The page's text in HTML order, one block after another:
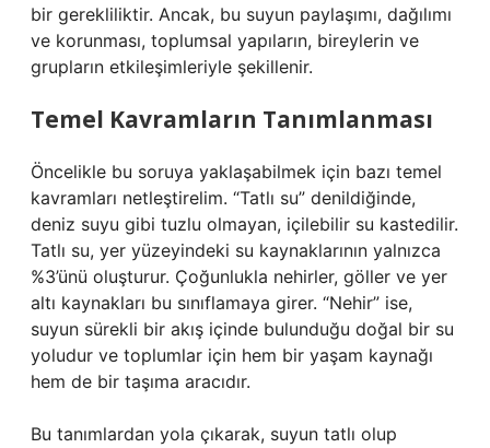
bir gerekliliktir. Ancak, bu suyun paylaşımı, dağılımı
ve korunması, toplumsal yapıların, bireylerin ve
grupların etkileşimleriyle şekillenir.
Temel Kavramların Tanımlanması
Öncelikle bu soruya yaklaşabilmek için bazı temel
kavramları netleştirelim. “Tatlı su” denildiğinde,
deniz suyu gibi tuzlu olmayan, içilebilir su kastedilir.
Tatlı su, yer yüzeyindeki su kaynaklarının yalnızca
%3’ünü oluşturur. Çoğunlukla nehirler, göller ve yer
altı kaynakları bu sınıflamaya girer. “Nehir” ise,
suyun sürekli bir akış içinde bulunduğu doğal bir su
yoludur ve toplumlar için hem bir yaşam kaynağı
hem de bir taşıma aracıdır.
Bu tanımlardan yola çıkarak, suyun tatlı olup